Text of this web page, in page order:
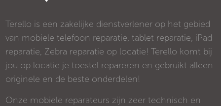
Terello is een zakelijke dienstverlener op het gebied
van mobiele telefoon reparatie, tablet reparatie, iPad
reparatie, Zebra reparatie op locatie! Terello komt bij
jou op locatie je toestel repareren en gebruikt alleen
originele en de beste onderdelen!
Onze mobiele reparateurs zijn zeer technisch en